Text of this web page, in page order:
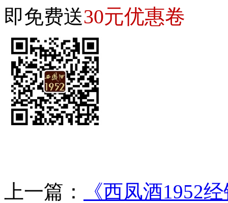
即免费送30元优惠卷
上一篇：
《西凤酒1952